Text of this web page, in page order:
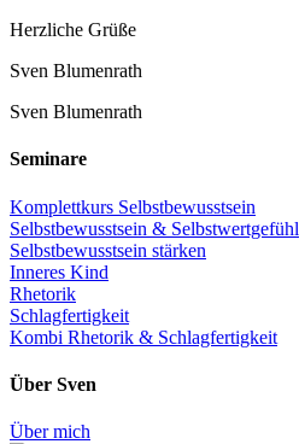
Herzliche Grüße
Sven Blumenrath
Sven Blumenrath
Seminare
Komplettkurs Selbstbewusstsein
Selbstbewusstsein & Selbstwertgefühl
Selbstbewusstsein stärken
Inneres Kind
Rhetorik
Schlagfertigkeit
Kombi Rhetorik & Schlagfertigkeit
Über Sven
Über mich